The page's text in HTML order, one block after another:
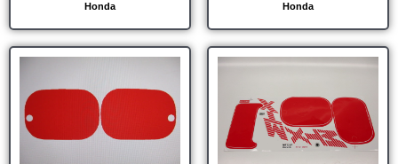
Honda
Honda